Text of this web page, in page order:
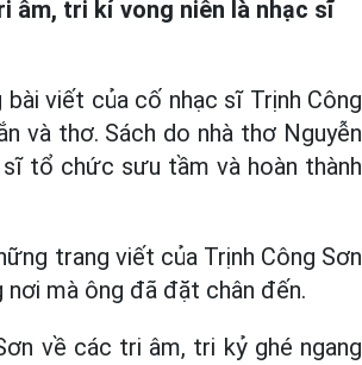
âm, tri kỉ vong niên là nhạc sĩ
viết của cố nhạc sĩ Trịnh Công
và thơ. Sách do nhà thơ Nguyễn
sĩ tổ chức sưu tầm và hoàn thành
trang viết của Trịnh Công Sơn
mà ông đã đặt chân đến.
về các tri âm, tri kỷ ghé ngang